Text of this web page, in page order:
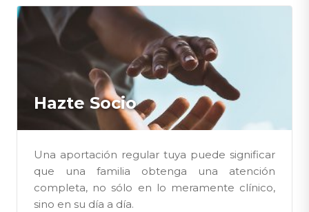
Hazte Socio
Una aportación regular tuya puede significar
que una familia obtenga una atención
completa, no sólo en lo meramente clínico,
sino en su día a día.